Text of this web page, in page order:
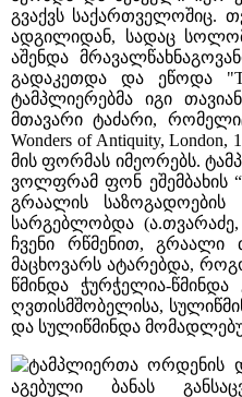
გვაქვს საქართველოშიც.
ადგილიდან, სადაც
აშენდა
გადაკეთდა და ეწოდა
ტამპლიერებმა იგი
მთავარი ტაძარი,
Wonders of Antiquity,
მის ფორმას იმეორებს.
ვოლფრამ ფონ ეშემბახის
გრაალის
სარგებლობდა
ჩვენი რწმენით,
მაცხოვარს ატარებდა,
წმინდა ჭურჭელია-
ღვთისმშობელისა,
და სულიწმინდა
ტამპლიერთა ორდენის
აგებული ბანას